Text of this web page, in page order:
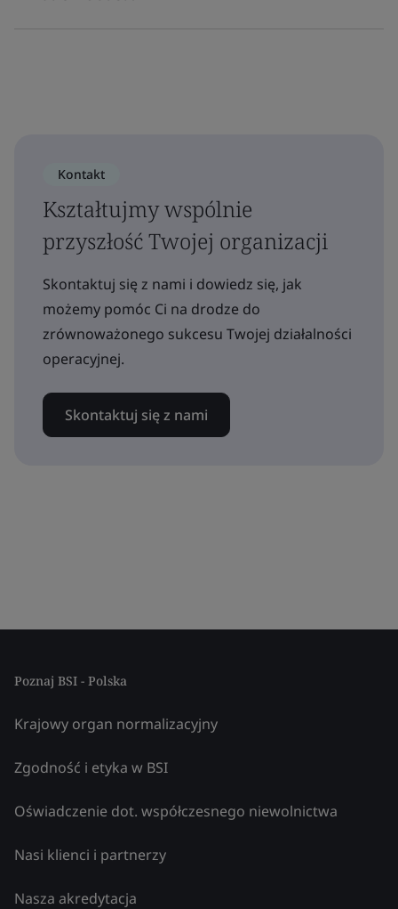
Kontakt
Kształtujmy wspólnie
przyszłość Twojej organizacji
Skontaktuj się z nami i dowiedz się, jak
możemy pomóc Ci na drodze do
zrównoważonego sukcesu Twojej działalności
operacyjnej.
Skontaktuj się z nami
Poznaj BSI - Polska
Krajowy organ normalizacyjny
Zgodność i etyka w BSI
Oświadczenie dot. współczesnego niewolnictwa
Nasi klienci i partnerzy
Nasza akredytacja